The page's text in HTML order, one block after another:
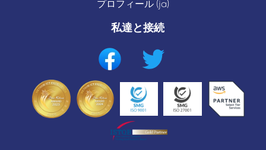
プロフィール (ja)
私達と接続